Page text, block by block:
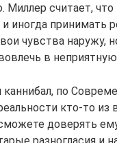
Миллер считает,
и иногда
чувства наружу,
в
каннибал, по
кто-то
доверять